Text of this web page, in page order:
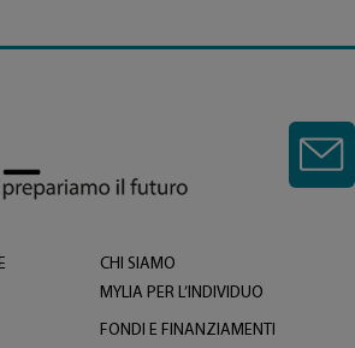
CHI SIAMO
MYLIA PER L’INDIVIDUO
FONDI E FINANZIAMENTI